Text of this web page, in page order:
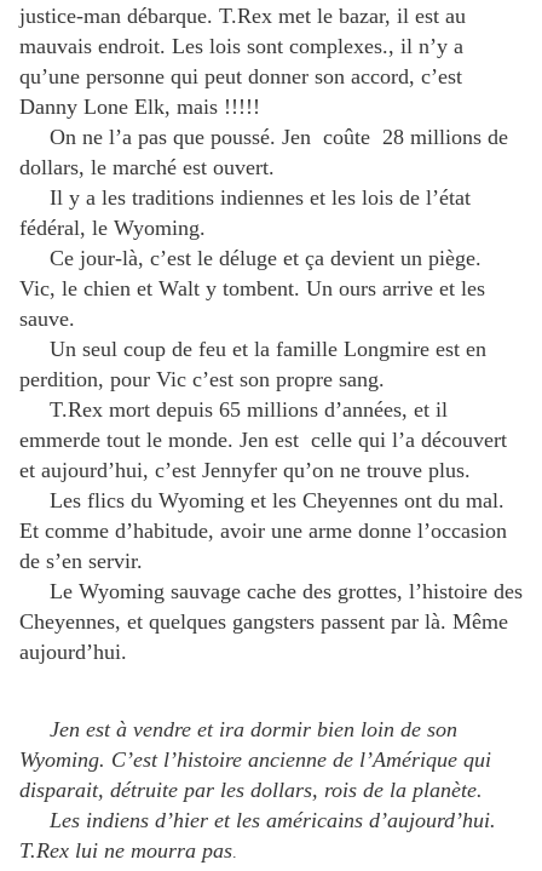
justice-man débarque. T.Rex met le bazar, il est au
mauvais endroit. Les lois sont complexes., il n’y a
qu’une personne qui peut donner son accord, c’est
Danny Lone Elk, mais !!!!!
On ne l’a pas que poussé. Jen coûte 28 millions de
dollars, le marché est ouvert.
Il y a les traditions indiennes et les lois de l’état
fédéral, le Wyoming.
Ce jour-là, c’est le déluge et ça devient un piège.
Vic, le chien et Walt y tombent. Un ours arrive et les
sauve.
Un seul coup de feu et la famille Longmire est en
perdition, pour Vic c’est son propre sang.
T.Rex mort depuis 65 millions d’années, et il
emmerde tout le monde. Jen est celle qui l’a découvert
et aujourd’hui, c’est Jennyfer qu’on ne trouve plus.
Les flics du Wyoming et les Cheyennes ont du mal.
Et comme d’habitude, avoir une arme donne l’occasion
de s’en servir.
Le Wyoming sauvage cache des grottes, l’histoire des
Cheyennes, et quelques gangsters passent par là. Même
aujourd’hui.
Jen est à vendre et ira dormir bien loin de son
Wyoming. C’est l’histoire ancienne de l’Amérique qui
disparait, détruite par les dollars, rois de la planète.
Les indiens d’hier et les américains d’aujourd’hui.
T.Rex lui ne mourra pas.